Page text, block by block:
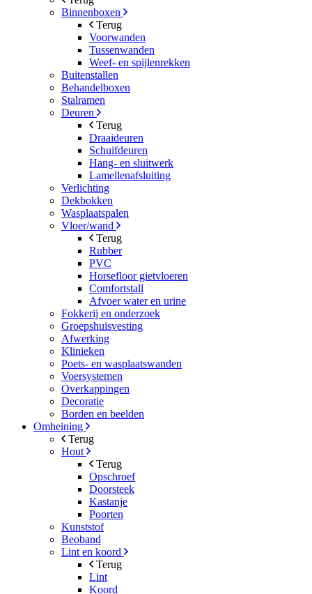
Binnenboxen
Terug
Voorwanden
Tussenwanden
Weef- en spijlenrekken
Buitenstallen
Behandelboxen
Stalramen
Deuren
Terug
Draaideuren
Schuifdeuren
Hang- en sluitwerk
Lamellenafsluiting
Verlichting
Dekbokken
Wasplaatspalen
Vloer/wand
Terug
Rubber
PVC
Horsefloor gietvloeren
Comfortstall
Afvoer water en urine
Fokkerij en onderzoek
Groepshuisvesting
Afwerking
Klinieken
Poets- en wasplaatswanden
Voersystemen
Overkappingen
Decoratie
Borden en beelden
Omheining
Terug
Hout
Terug
Opschroef
Doorsteek
Kastanje
Poorten
Kunststof
Beoband
Lint en koord
Terug
Lint
Koord